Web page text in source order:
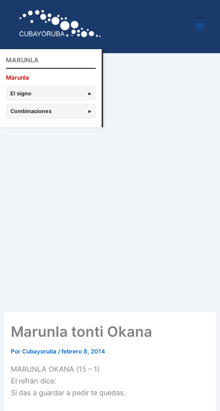
contenido
Marunla tonti Okana
PorCubayoruba/febrero 8, 2014
MARUNLA OKANA (15 – 1)
El refrán dice:
Si das a guardar a pedir te quedas.
MARUNLA
Marunla
El signo ▸
Combinaciones ▸